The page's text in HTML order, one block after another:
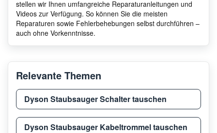
stellen wir Ihnen umfangreiche Reparaturanleitungen und
Videos zur Verfügung. So können Sie die meisten
Reparaturen sowie Fehlerbehebungen selbst durchführen –
auch ohne Vorkenntnisse.
Relevante Themen
Dyson Staubsauger Schalter tauschen
Dyson Staubsauger Kabeltrommel tauschen